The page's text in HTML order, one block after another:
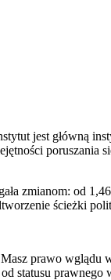
jest główną
poruszania
zmianom: od
ścieżki
prawo wglądu
statusu prawnego